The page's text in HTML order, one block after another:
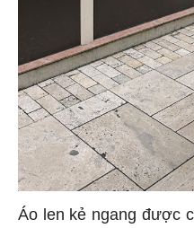
Áo len kẻ ngang được